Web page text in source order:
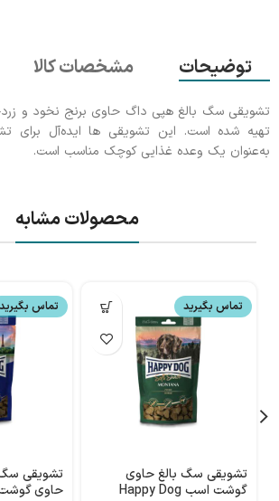
توضیحات مشخصات کالا
تشویقی سگ بالغ هپی داگ حاوی برنج نخود و
تهیه شده است. این تشویقی ها ایده‌آل برای
به‌عنوان یک وعده غذایی کوچک مناسب است.
محصولات مشابه
تماس بگیرید
تشویقی سگ بالغ حاوی
گوشت اسب Happy Dog
تماس بگیرید
تشویقی
حاوی